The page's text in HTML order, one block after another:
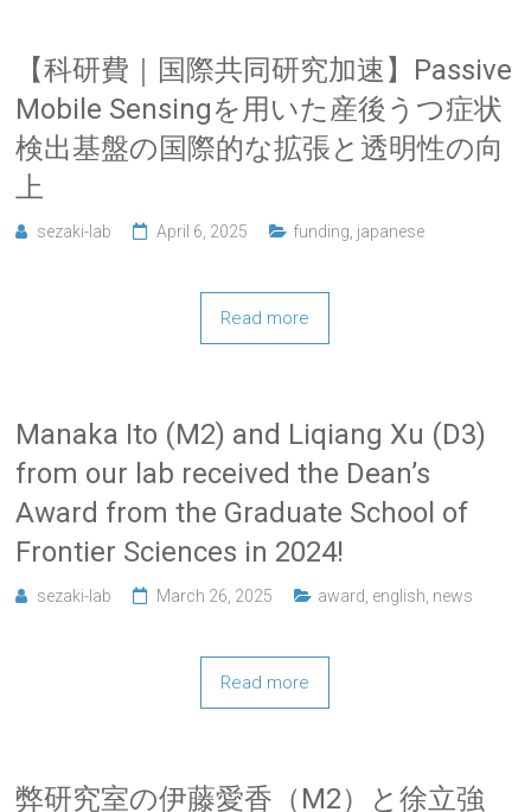
【科研費｜国際共同研究加速】Passive
Mobile Sensingを用いた産後うつ症状
検出基盤の国際的な拡張と透明性の向
上
sezaki-lab April 6, 2025 funding japanese
Read more
Manaka Ito (M2) and Liqiang Xu (D3)
from our lab received the Dean’s
Award from the Graduate School of
Frontier Sciences in 2024!
sezaki-lab March 26, 2025 award english news
Read more
弊研究室の伊藤愛香（M2）と徐立強